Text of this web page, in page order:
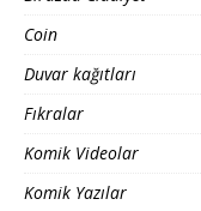
Coin
Duvar kağıtları
Fıkralar
Komik Videolar
Komik Yazılar